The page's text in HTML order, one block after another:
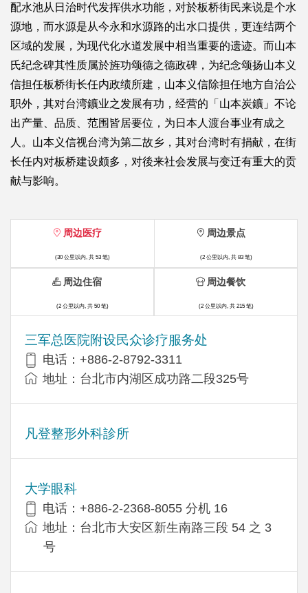
配水池从日治时代发挥供水功能，对於板桥街民来说是个水
源地，而水源是从今永和水源路的出水口提供，更连结两个
区域的发展，为现代化水道发展中相当重要的遗迹。而山本
氏纪念碑其性质属於旌功颂德之德政碑，为纪念颂扬山本义
信担任板桥街长任内政绩所建，山本义信除担任地方自治公
职外，其对台湾鑛业之发展有功，经营的「山本炭鑛」不论
出产量、品质、范围皆居要位，为日本人渡台事业有成之
人。山本义信视台湾为第二故乡，其对台湾时有捐献，在街
长任内对板桥建设颇多，对後来社会发展与变迁有重大的贡
献与影响。
周边医疗
(30 公里以内, 共 53 笔)
三军总医院附设民众诊疗服务处
电话：+886-2-8792-3311
地址：台北市内湖区成功路二段325号
凡登整形外科診所
大学眼科
电话：+886-2-2368-8055 分机 16
地址：台北市大安区新生南路三段 54 之 3
号
周边景点
(2 公里以内, 共 83 笔)
周边住宿
(2 公里以内, 共 50 笔)
周边餐饮
(2 公里以内, 共 215 笔)